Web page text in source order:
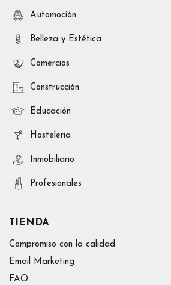
Automoción
Belleza y Estética
Comercios
Construcción
Educación
Hosteleria
Inmobiliario
Profesionales
TIENDA
Compromiso con la calidad
Email Marketing
FAQ